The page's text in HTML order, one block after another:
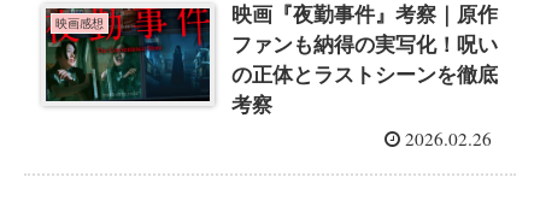
映画感想
映画『夜勤事件』考察｜原作
ファンも納得の実写化！呪い
の正体とラストシーンを徹底
考察
2026.02.26